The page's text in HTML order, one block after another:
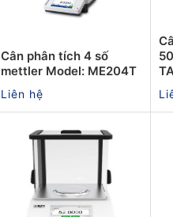
Cân phân tích 4 số
mettler Model: ME204T
Liên hệ